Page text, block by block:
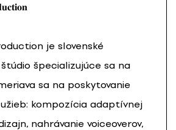
je slovenské
špecializujúce sa na
sa na poskytovanie
kompozícia adaptívnej
nahrávanie voiceoverov,